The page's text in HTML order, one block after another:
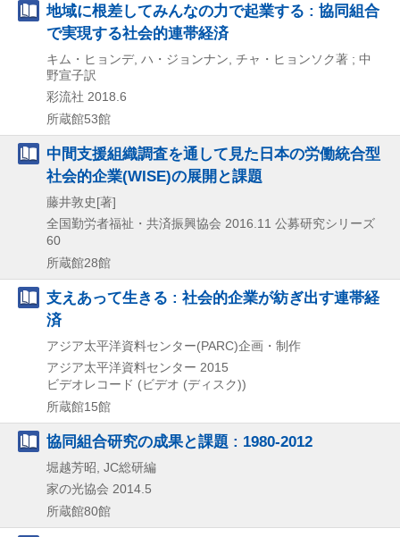
地域に根差してみんなの力で起業する : 協同組合
で実現する社会的連帯経済
キム・ヒョンデ, ハ・ジョンナン, チャ・ヒョンソク著 ; 中
野宣子訳
彩流社 2018.6
所蔵館53館
中間支援組織調査を通して見た日本の労働統合型
社会的企業(WISE)の展開と課題
藤井敦史[著]
全国勤労者福祉・共済振興協会 2016.11 公募研究シリーズ
60
所蔵館28館
支えあって生きる : 社会的企業が紡ぎ出す連帯経
済
アジア太平洋資料センター(PARC)企画・制作
アジア太平洋資料センター 2015
ビデオレコード (ビデオ (ディスク))
所蔵館15館
協同組合研究の成果と課題 : 1980-2012
堀越芳昭, JC総研編
家の光協会 2014.5
所蔵館80館